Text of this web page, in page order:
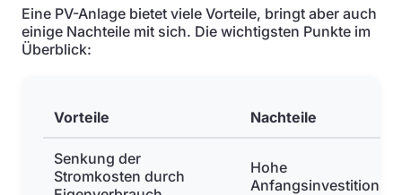
Eine PV-Anlage bietet viele Vorteile, bringt aber auch
einige Nachteile mit sich. Die wichtigsten Punkte im
Überblick:
Vorteile Nachteile
Senkung der
Stromkosten durch
Hohe
Anfangsinvestition